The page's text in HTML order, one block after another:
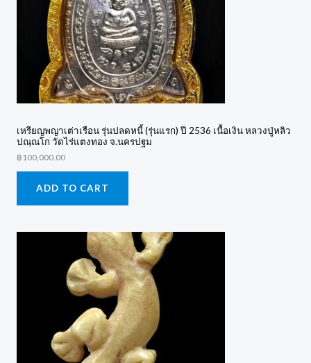
เหรียญพญาเต่าเรือน รุ่นปลดหนี้ (รุ่นแรก) ปี 2536 เนื้อเงิน หลวงปู่หลิว
ปณฺณโก วัดไร่แตงทอง จ.นครปฐม
฿ 100,000.00
ADD TO CART